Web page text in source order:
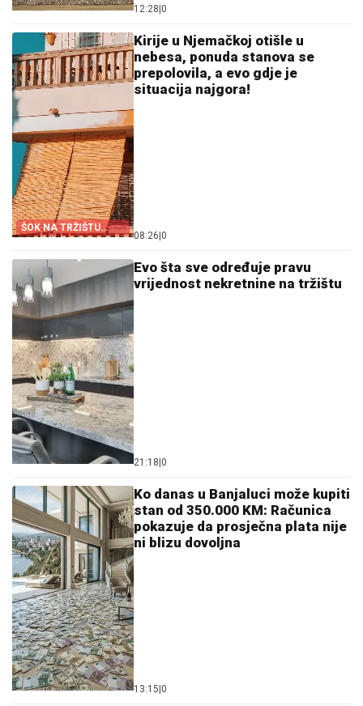
12:28 0
ŠOK NA TRŽIŠTU
NEKRETNINA!
Kirije u Njemačkoj otišle u
nebesa, ponuda stanova se
prepolovila, a evo gdje je
situacija najgora!
08:26 0
Evo šta sve određuje pravu
vrijednost nekretnine na tržištu
21:18 0
Ko danas u Banjaluci može kupiti
stan od 350.000 KM: Računica
pokazuje da prosječna plata nije
ni blizu dovoljna
13:15 0